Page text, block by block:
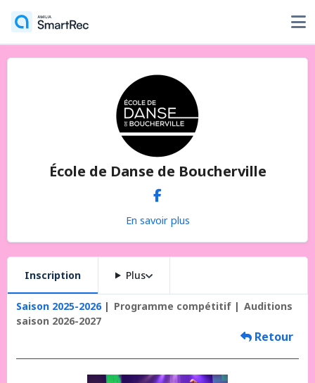
École de Danse de Boucherville
En savoir plus
Inscription Plus
Saison 2025-2026 Programme compétitif
Auditions
saison 2026-2027
Retour